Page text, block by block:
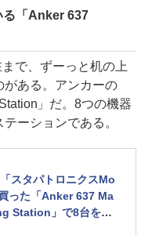
る「Anker 637
で、ずーっと机の上
がある。アンカーの
」だ。8つの機器
ーションである。
「スタパトロニクスMo
った「Anker 637 Ma
Station」で8台を同